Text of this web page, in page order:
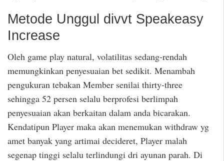
Metode Unggul divvt Speakeasy
Increase
Oleh game play natural, volatilitas sedang-rendah
memungkinkan penyesuaian bet sedikit. Menambah
pengukuran tebakan Member senilai thirty-three
sehingga 52 persen selalu berprofesi berlimpah
penyesuaian akan berkaitan dalam anda bicarakan.
Kendatipun Player maka akan menemukan withdraw yg
amet banyak yang artimai decideret, Player malah
segenap tinggi selalu terlindungi dri ayunan parah. Di